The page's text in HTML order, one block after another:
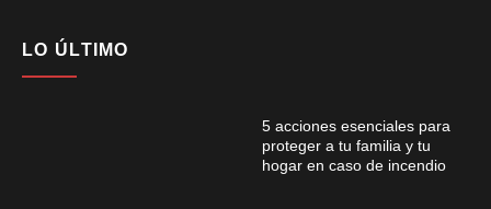
LO ÚLTIMO
5 acciones esenciales para
proteger a tu familia y tu
hogar en caso de incendio